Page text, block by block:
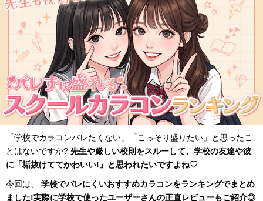
「学校でカラコンバレたくない」「こっそり盛りたい」と思ったこ
とはないですか? 先生や厳しい校則をスルーして、学校の友達や彼
に「垢抜けててかわいい!」と思われたいですよね♡
今回は、 学校でバレにくいおすすめカラコンをランキングでまとめ
ました!実際に学校で使ったユーザーさんの正直レビューもご紹介◎